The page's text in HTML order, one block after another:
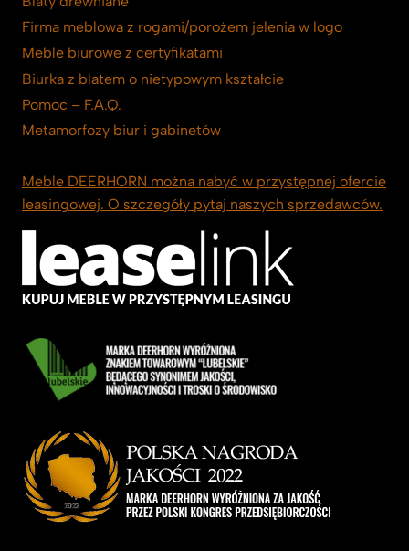
Firma meblowa z rogami/porożem jelenia w logo
Meble biurowe z certyfikatami
Biurka z blatem o nietypowym kształcie
Pomoc – F.A.Q.
Metamorfozy biur i gabinetów
Meble DEERHORN można nabyć w przystępnej ofercie
leasingowej. O szczegóły pytaj naszych sprzedawców.